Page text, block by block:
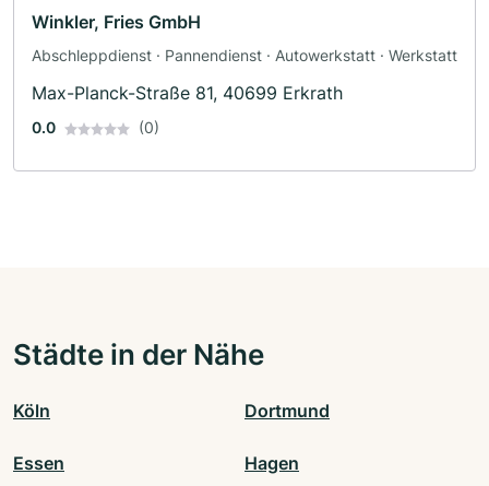
Winkler, Fries GmbH
Abschleppdienst · Pannendienst · Autowerkstatt · Werkstatt
Max-Planck-Straße 81, 40699 Erkrath
0.0 (0)
Städte in der Nähe
Köln Dortmund
Essen Hagen